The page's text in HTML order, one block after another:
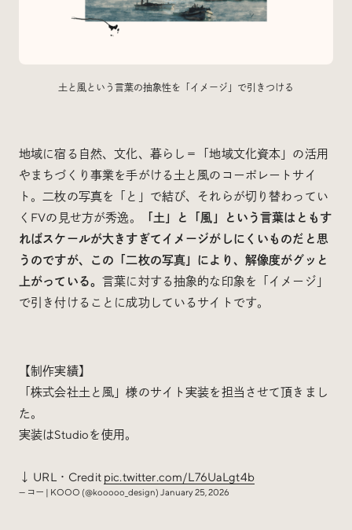
土と風という言葉の抽象性を「イメージ」で引きつける
地域に宿る自然、文化、暮らし＝「地域文化資本」の活用
やまちづくり事業を手がける土と風のコーポレートサイ
ト。二枚の写真を「と」で結び、それらが切り替わってい
くFVの見せ方が秀逸。
「土」と「風」という言葉はともす
ればスケールが大きすぎてイメージがしにくいものだと思
うのですが、この「二枚の写真」により、解像度がグッと
上がっている。言葉に対する抽象的な印象を「イメージ」
で引き付けることに成功しているサイトです。
【制作実績】
「株式会社土と風」様のサイト実装を担当させて頂きまし
た。
実装はStudioを使用。
↓ URL・Credit pic.twitter.com/L76UaLgt4b
— コー | KOOO (@kooooo_design) January 25, 2026